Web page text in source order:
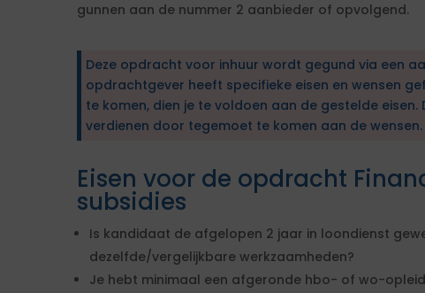
gunnen aan de nummer 2 aanbieder of opvolgend.
Deze opdracht voor inhuur wordt gegund via een
opdrachtgever heeft specifieke eisen en wensen
te komen, dien je te voldoen aan de gestelde
verdienen door tegemoet te komen aan de wensen.
Eisen voor de opdracht
subsidies
Is kandidaat de afgelopen 2 jaar in loondienst
dezelfde/vergelijkbare werkzaamheden?
Je hebt minimaal een afgeronde hbo- of wo-